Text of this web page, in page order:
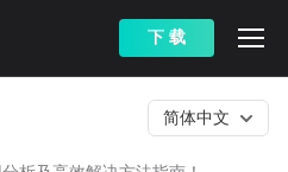
下 载
简体中文